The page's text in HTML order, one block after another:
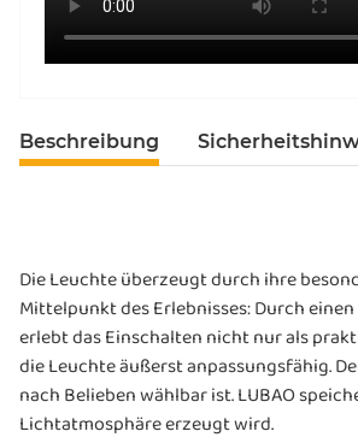
Beschreibung
Die Leuchte überzeugt durch ihre
Mittelpunkt des Erlebnisses: Durch
erlebt das Einschalten nicht nur als
die Leuchte äußerst anpassungsfähig.
nach Belieben wählbar ist. LUBAO
Lichtatmosphäre erzeugt wird.